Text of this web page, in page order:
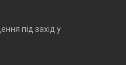
під захід у